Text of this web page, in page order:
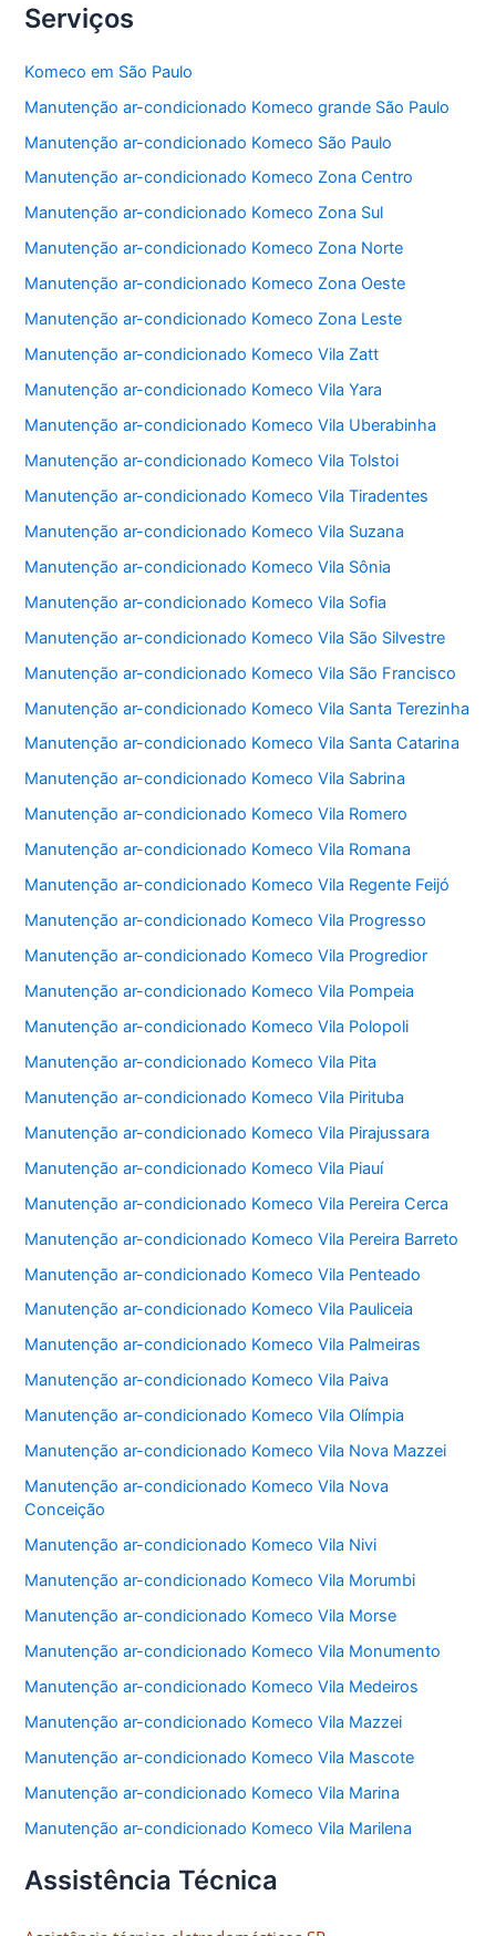
c
e
b
o
o
k
itt
er s
A
p
p
Serviços
Komeco em São Paulo
Manutenção ar-condicionado Komeco grande São Paulo
Manutenção ar-condicionado Komeco São Paulo
Manutenção ar-condicionado Komeco Zona Centro
Manutenção ar-condicionado Komeco Zona Sul
Manutenção ar-condicionado Komeco Zona Norte
Manutenção ar-condicionado Komeco Zona Oeste
Manutenção ar-condicionado Komeco Zona Leste
Manutenção ar-condicionado Komeco Vila Zatt
Manutenção ar-condicionado Komeco Vila Yara
Manutenção ar-condicionado Komeco Vila Uberabinha
Manutenção ar-condicionado Komeco Vila Tolstoi
Manutenção ar-condicionado Komeco Vila Tiradentes
Manutenção ar-condicionado Komeco Vila Suzana
Manutenção ar-condicionado Komeco Vila Sônia
Manutenção ar-condicionado Komeco Vila Sofia
Manutenção ar-condicionado Komeco Vila São Silvestre
Manutenção ar-condicionado Komeco Vila São Francisco
Manutenção ar-condicionado Komeco Vila Santa Terezinha
Manutenção ar-condicionado Komeco Vila Santa Catarina
Manutenção ar-condicionado Komeco Vila Sabrina
Manutenção ar-condicionado Komeco Vila Romero
Manutenção ar-condicionado Komeco Vila Romana
Manutenção ar-condicionado Komeco Vila Regente Feijó
Manutenção ar-condicionado Komeco Vila Progresso
Manutenção ar-condicionado Komeco Vila Progredior
Manutenção ar-condicionado Komeco Vila Pompeia
Manutenção ar-condicionado Komeco Vila Polopoli
Manutenção ar-condicionado Komeco Vila Pita
Manutenção ar-condicionado Komeco Vila Pirituba
Manutenção ar-condicionado Komeco Vila Pirajussara
Manutenção ar-condicionado Komeco Vila Piauí
Manutenção ar-condicionado Komeco Vila Pereira Cerca
Manutenção ar-condicionado Komeco Vila Pereira Barreto
Manutenção ar-condicionado Komeco Vila Penteado
Manutenção ar-condicionado Komeco Vila Pauliceia
Manutenção ar-condicionado Komeco Vila Palmeiras
Manutenção ar-condicionado Komeco Vila Paiva
Manutenção ar-condicionado Komeco Vila Olímpia
Manutenção ar-condicionado Komeco Vila Nova Mazzei
Manutenção ar-condicionado Komeco Vila Nova
Conceição
Manutenção ar-condicionado Komeco Vila Nivi
Manutenção ar-condicionado Komeco Vila Morumbi
Manutenção ar-condicionado Komeco Vila Morse
Manutenção ar-condicionado Komeco Vila Monumento
Manutenção ar-condicionado Komeco Vila Medeiros
Manutenção ar-condicionado Komeco Vila Mazzei
Manutenção ar-condicionado Komeco Vila Mascote
Manutenção ar-condicionado Komeco Vila Marina
Manutenção ar-condicionado Komeco Vila Marilena
Assistência Técnica